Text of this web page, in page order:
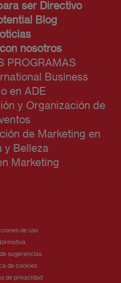
ser Directivo
Blog
nosotros
PROGRAMAS
Business
en ADE
y Organización de
de Marketing en
y Belleza
Marketing
de uso
sugerencias
de cookies
de privacidad